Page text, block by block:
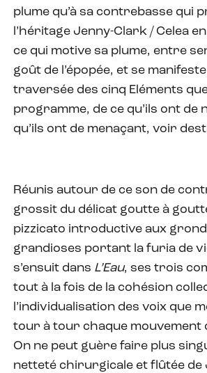
plume qu’à sa contrebasse qui
l’héritage Jenny-Clark / Celea
ce qui motive sa plume, entre
goût de l’épopée, et se
traversée des cinq Eléments
programme, de ce qu’ils ont de
qu’ils ont de menaçant, voir
Réunis autour de ce son de
grossit du délicat goutte à
pizzicato introductive aux
grandioses portant la furia de
s’ensuit dans L’Eau, ses trois
tout à la fois de la cohésion
l’individualisation des voix que
tour à tour chaque mouvement
On ne peut guère faire plus
netteté chirurgicale et flûtée de